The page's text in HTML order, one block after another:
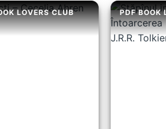
LOVERS CLUB PDF BOOK